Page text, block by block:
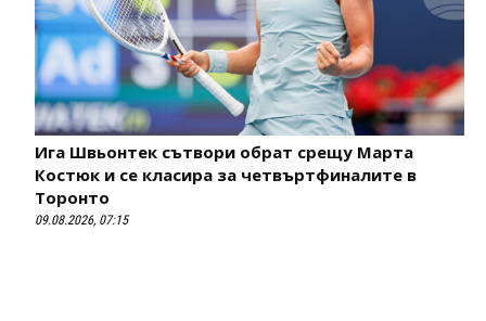
Ига Швьонтек сътвори обрат срещу Марта
Костюк и се класира за четвъртфиналите в
Торонто
09.08.2026, 07:15